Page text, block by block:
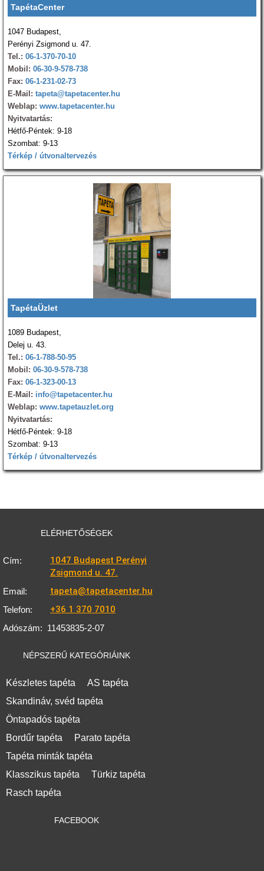
TapétaCenter
1047 Budapest,
Perényi Zsigmond u. 47.
Tel.: 06-1-370-70-10
Mobil: 06-30-9-578-738
Fax: 06-1-231-02-73
E-Mail: tapeta@tapetacenter.hu
Weblap: www.tapetacenter.hu
Nyitvatartás:
Hétfő-Péntek: 9-18
Szombat: 9-13
Térkép / útvonaltervezés
TapétaÜzlet
1089 Budapest,
Delej u. 43.
Tel.: 06-1-788-50-95
Mobil: 06-30-9-578-738
Fax: 06-1-323-00-13
E-Mail: info@tapetacenter.hu
Weblap: www.tapetauzlet.org
Nyitvatartás:
Hétfő-Péntek: 9-18
Szombat: 9-13
Térkép / útvonaltervezés
ELÉRHETŐSÉGEK
Cím:
1047 Budapest Perényi
Zsigmond u. 47.
Email: tapeta@tapetacenter.hu
Telefon: +36 1 370 7010
Adószám: 11453835-2-07
NÉPSZERŰ KATEGÓRIÁINK
Készletes tapéta
AS tapéta
Skandináv, svéd tapéta
Öntapadós tapéta
Bordűr tapéta
Parato tapéta
Tapéta minták tapéta
Klasszikus tapéta
Türkiz tapéta
Rasch tapéta
FACEBOOK